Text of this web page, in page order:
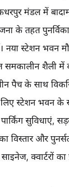
मंडल में
के तहत
नया स्टेशन भवन
समकालीन शैली में
पैच के साथ
लिए स्टेशन भवन के
सुविधाएं,
विस्तार और
क्वार्टरों का